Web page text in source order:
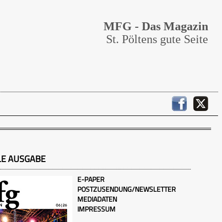
MFG - Das Magazin
St. Pöltens gute Seite
AUSGABE
E-PAPER
POSTZUSENDUNG/NEWSLETTER
MEDIADATEN
IMPRESSUM